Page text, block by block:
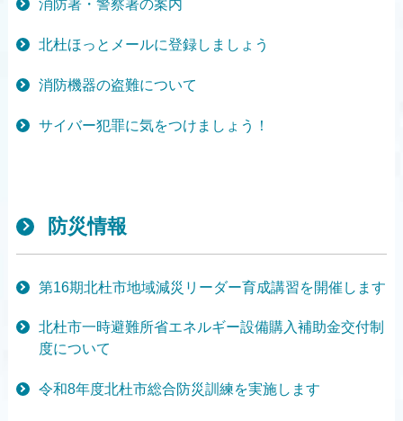
消防署・警察署の案内
北杜ほっとメールに登録しましょう
消防機器の盗難について
サイバー犯罪に気をつけましょう！
防災情報
第16期北杜市地域減災リーダー育成講習を開催します
北杜市一時避難所省エネルギー設備購入補助金交付制
度について
令和8年度北杜市総合防災訓練を実施します